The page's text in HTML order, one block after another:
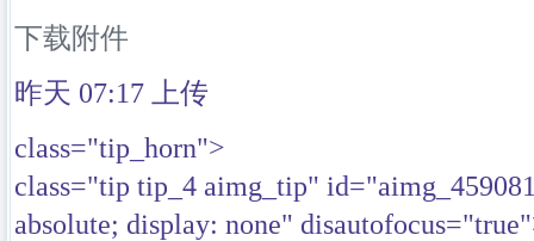
下载附件
昨天 07:17 上传
class="tip_horn">
class="tip tip_4 aimg_tip"
absolute; display: none"